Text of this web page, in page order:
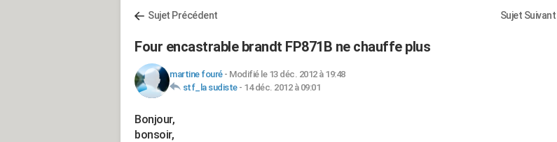
Sujet Précédent Sujet Suivant
Four encastrable brandt FP871B ne chauffe plus
martine fouré- Modifié le 13 déc. 2012 à 19:48
stf_la sudiste- 14 déc. 2012 à 09:01
Bonjour,
bonsoir,